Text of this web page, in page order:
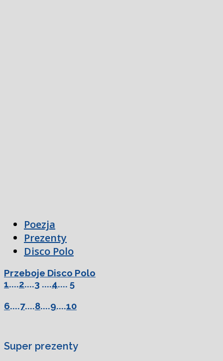
Poezja
Prezenty
Disco Polo
Przeboje Disco Polo
1....2....3 ....4.... 5
6....7....8....9....10
Super prezenty